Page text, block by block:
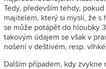
Tedy, především tehdy,
majitelem, který si myslí, že s
se může potápět do hloubky
takovým údajem se však v
nošení v deštivém, resp.
Dalším případem, kdy zvykne